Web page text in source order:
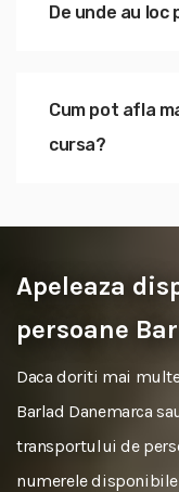
De unde au loc
Cum pot afla
cursa?
Apeleaza
persoane
Daca doriti mai
Barlad Danemarca
transportului de
numerele disponibile